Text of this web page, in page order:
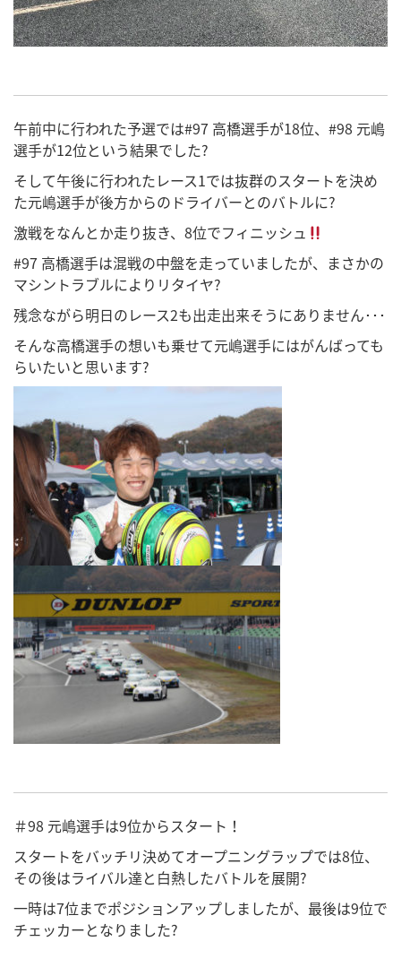
午前中に行われた予選では#97 高橋選手が18位、#98 元嶋
選手が12位という結果でした?
そして午後に行われたレース1では抜群のスタートを決め
た元嶋選手が後方からのドライバーとのバトルに?
激戦をなんとか走り抜き、8位でフィニッシュ
#97 高橋選手は混戦の中盤を走っていましたが、まさかの
マシントラブルによりリタイヤ?
残念ながら明日のレース2も出走出来そうにありません･･･
そんな高橋選手の想いも乗せて元嶋選手にはがんばっても
らいたいと思います?
＃98 元嶋選手は9位からスタート！
スタートをバッチリ決めてオープニングラップでは8位、
その後はライバル達と白熱したバトルを展開?
一時は7位までポジションアップしましたが、最後は9位で
チェッカーとなりました?